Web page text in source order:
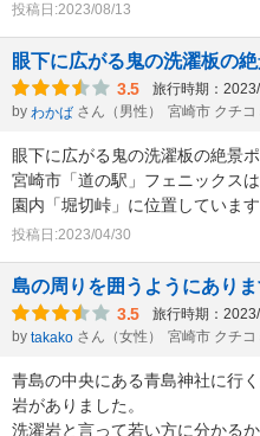
投稿日:2023/08/13
眼下に広がる鬼の洗濯板の
3.5 旅行時期：
by わかば さん（男性） 宮崎市 クチ
眼下に広がる鬼の洗濯板の絶景
宮崎市「道の駅」フェニックス
園内「堀切峠」に位置しています
投稿日:2023/04/30
島の周りを囲うようにあり
3.5 旅行時期：
by takako さん（女性） 宮崎市 クチ
青島の中央にある青島神社に行
岩がありました。
洗濯岩と言って若い方に分かる